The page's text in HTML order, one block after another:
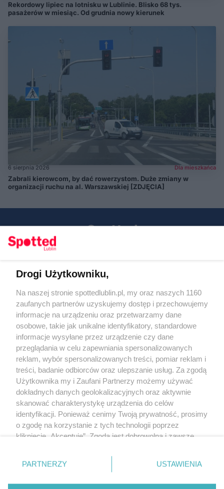
Rekordowy lipiec na lotnisku w Lublinie. Blisko 68 tys.
pasażerów w miesiąc. Od grudnia nowy kierunek
6 sierpnia 2026 Dla mieszkańca
Zabrali kierowcom, by dać rowerzystom. Duże zmiany w
organizacji ruchu na al. Warszawskiej [ZDJĘCIA]
KATEGORIE
OGŁOSZENIA
WYDARZENIA
NA SKRÓTY
Regulamin
Polityka prywatności
RODO
Warunki korzystania z treści
Drogi Użytkowniku,
Na naszej stronie spottedlublin.pl, my oraz naszych 1160
zaufanych partnerów uzyskujemy dostęp i przechowujemy
informacje na urządzeniu oraz przetwarzamy dane
osobowe, takie jak unikalne identyfikatory, standardowe
informacje wysyłane przez urządzenie czy dane
przeglądania w celu zapewniania spersonalizowanych
reklam, wybór spersonalizowanych treści, pomiar reklam i
treści, badanie odbiorców oraz ulepszanie usług. Za zgodą
Użytkownika my i Zaufani Partnerzy możemy używać
dokładnych danych geolokalizacyjnych oraz aktywnie
skanować charakterystykę urządzenia do celów
identyfikacji. Ponieważ cenimy Twoją prywatność, prosimy
o zgodę na korzystanie z tych technologii poprzez
kliknięcie „Akceptuję”. Zgoda jest dobrowolna i zawsze
prywatności znajdujący się w lewym dolnym rogu strony
. Niektóre rodzaje przetwarzania danych nie wymagają
zgody użytkownika, ale masz prawo sprzeciwić się
PARTNERZY USTAWIENIA